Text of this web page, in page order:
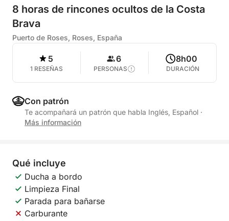
8 horas de rincones ocultos de la Costa
Brava
Puerto de Roses, Roses, España
5
1 RESEÑAS
6
PERSONAS
8h00
DURACIÓN
Con patrón
Te acompañará un patrón que habla Inglés, Español ·
Más información
Qué incluye
Ducha a bordo
Limpieza Final
Parada para bañarse
Carburante